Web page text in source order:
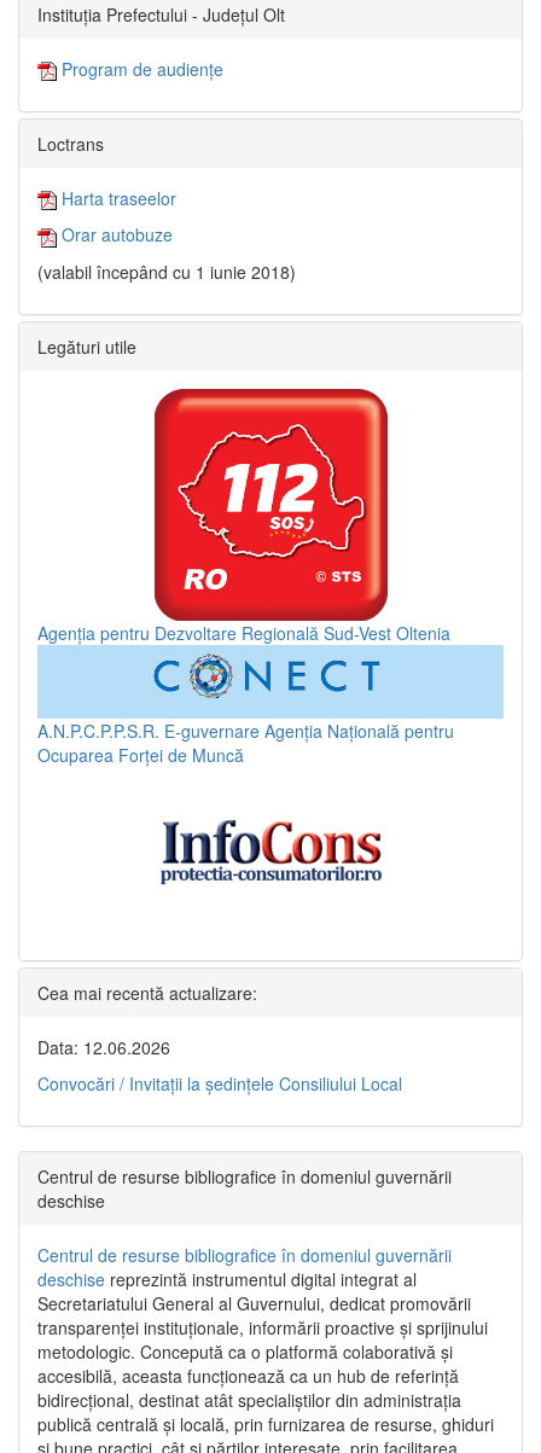
Instituția Prefectului - Județul Olt
Program de audiențe
Loctrans
Harta traseelor
Orar autobuze
(valabil începând cu 1 iunie 2018)
Legături utile
Agenția pentru Dezvoltare Regională Sud-Vest Oltenia
A.N.P.C.P.P.S.R. E-guvernare Agenția Națională pentru
Ocuparea Forței de Muncă
Cea mai recentă actualizare:
Data: 12.06.2026
Convocări / Invitaţii la şedinţele Consiliului Local
Centrul de resurse bibliografice în domeniul guvernării
deschise
Centrul de resurse bibliografice în domeniul guvernării
deschise reprezintă instrumentul digital integrat al
Secretariatului General al Guvernului, dedicat promovării
transparenței instituționale, informării proactive și sprijinului
metodologic. Concepută ca o platformă colaborativă și
accesibilă, aceasta funcționează ca un hub de referință
bidirecțional, destinat atât specialiștilor din administrația
publică centrală și locală, prin furnizarea de resurse, ghiduri
și bune practici, cât și părților interesate, prin facilitarea